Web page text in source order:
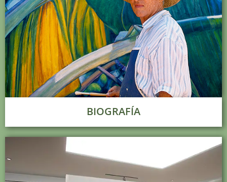
BIOGRAFÍA